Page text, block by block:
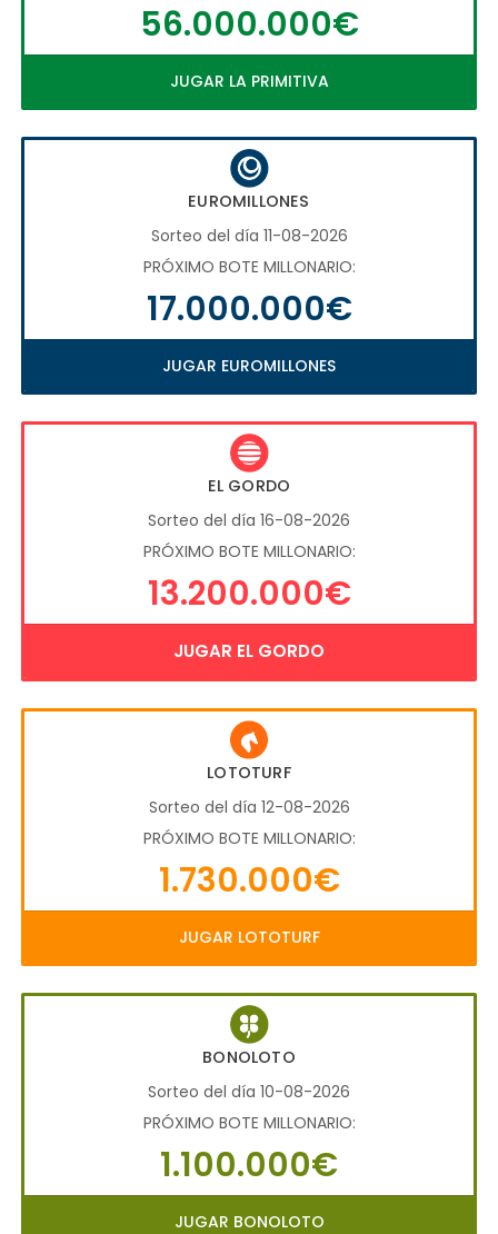
56.000.000€
JUGAR LA PRIMITIVA
EUROMILLONES
Sorteo del día 11-08-2026
PRÓXIMO BOTE MILLONARIO:
17.000.000€
JUGAR EUROMILLONES
EL GORDO
Sorteo del día 16-08-2026
PRÓXIMO BOTE MILLONARIO:
13.200.000€
JUGAR EL GORDO
LOTOTURF
Sorteo del día 12-08-2026
PRÓXIMO BOTE MILLONARIO:
1.730.000€
JUGAR LOTOTURF
BONOLOTO
Sorteo del día 10-08-2026
PRÓXIMO BOTE MILLONARIO:
1.100.000€
JUGAR BONOLOTO